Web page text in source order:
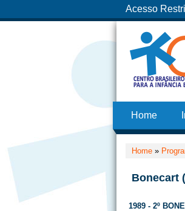
Acesso
Home
Home »
Bonecart
1989 - 2º